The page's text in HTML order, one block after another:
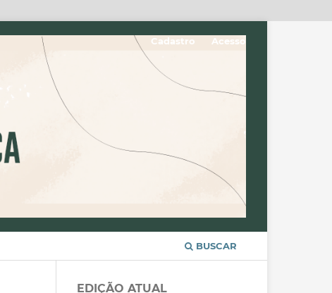
BUSCAR
Cadastro Acesso
EDIÇÃO ATUAL